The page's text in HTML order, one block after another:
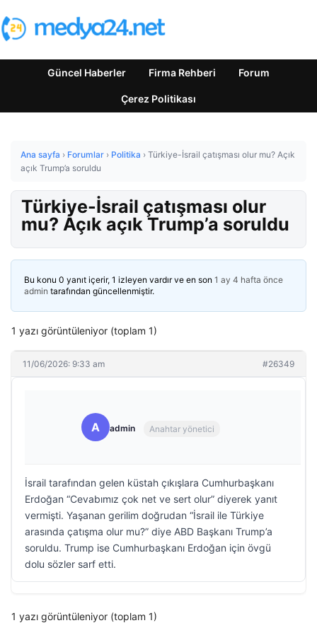
Güncel Haberler Firma Rehberi Forum
Çerez Politikası
Ana sayfa › Forumlar › Politika › Türkiye-İsrail çatışması olur mu? Açık
açık Trump’a soruldu
Türkiye-İsrail çatışması olur
mu? Açık açık Trump’a soruldu
Bu konu 0 yanıt içerir, 1 izleyen vardır ve en son 1 ay 4 hafta önce
admin tarafından güncellenmiştir.
1 yazı görüntüleniyor (toplam 1)
11/06/2026: 9:33 am #26349
A admin Anahtar yönetici
İsrail tarafından gelen küstah çıkışlara Cumhurbaşkanı
Erdoğan “Cevabımız çok net ve sert olur” diyerek yanıt
vermişti. Yaşanan gerilim doğrudan “İsrail ile Türkiye
arasında çatışma olur mu?” diye ABD Başkanı Trump’a
soruldu. Trump ise Cumhurbaşkanı Erdoğan için övgü
dolu sözler sarf etti.
1 yazı görüntüleniyor (toplam 1)